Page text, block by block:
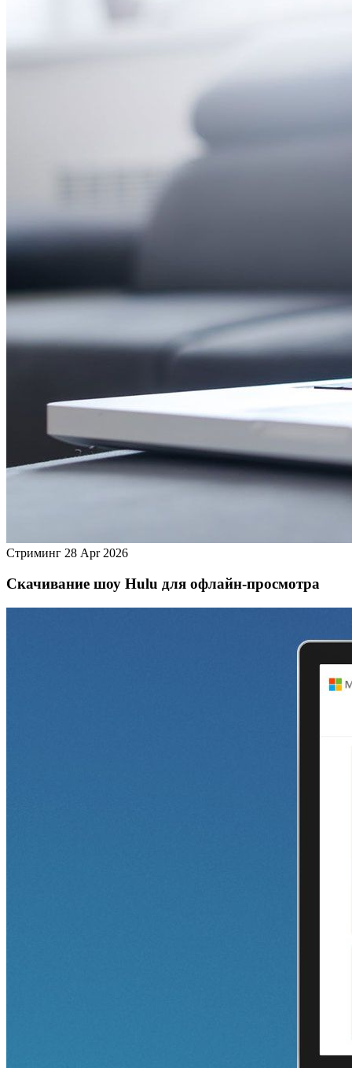
Стриминг 28 Apr 2026
Скачивание шоу Hulu для офлайн‑просмотра